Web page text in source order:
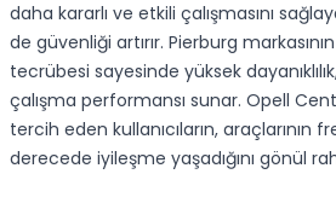
daha kararlı ve etkili çalışmasını
de güvenliği artırır. Pierburg
tecrübesi sayesinde yüksek
çalışma performansı sunar. Opell
tercih eden kullanıcıların, araçlarının
derecede iyileşme yaşadığını gönül